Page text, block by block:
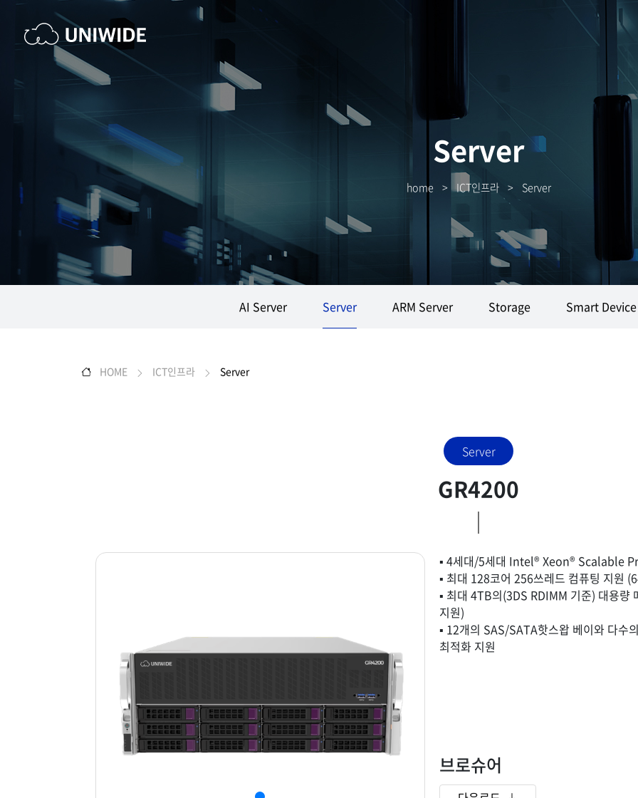
Server
home >ICT인프라> Server
AI Server Server ARM Server Storage Smart Device
HOME ICT인프라 Server
Server
GR4200
▪ 4세대/5세대 Intel® Xeon® Scalable
▪ 최대 128코어 256쓰레드 컴퓨팅 지원
▪ 최대 4TB의(3DS RDIMM 기준) 대용
지원)
▪ 12개의 SAS/SATA핫스왑 베이와 다수
최적화 지원
브로슈어